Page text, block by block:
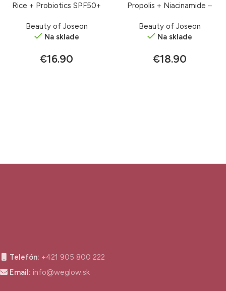
Rice + Probiotics SPF50+
faktorom 50 ml
Beauty of Joseon
Na sklade
€16.90
Propolis + Niacinamide –
Beauty of Joseon
Na sklade
€18.90
Telefón: +421 905 800 222
Email: info@weglow.sk